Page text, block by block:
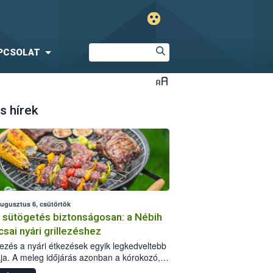
hírek
6, csütörtök
sütögetés biztonságosan: a Nébih
nyári grillezéshez
a nyári étkezések egyik legkedveltebb
A meleg időjárás azonban a kórokozó,
okozó baktériumok gyorsabb